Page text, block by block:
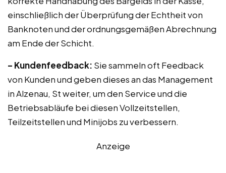
einschließlich der Überprüfung der Echtheit von
Banknoten und der ordnungsgemäßen Abrechnung
am Ende der Schicht.
– Kundenfeedback: Sie sammeln oft Feedback
von Kunden und geben dieses an das Management
in Alzenau, St weiter, um den Service und die
Betriebsabläufe bei diesen Vollzeitstellen,
Teilzeitstellen und Minijobs zu verbessern.
Anzeige